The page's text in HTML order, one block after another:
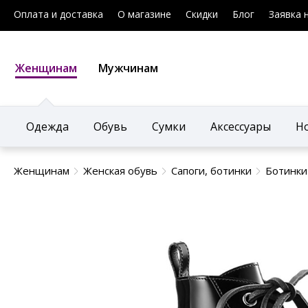
Оплата и доставка О магазине Скидки Блог Заявка
Женщинам
Одежда Обувь Сумки Аксессуары
Мужчинам
Женщинам Женская обувь Сапоги, ботинки